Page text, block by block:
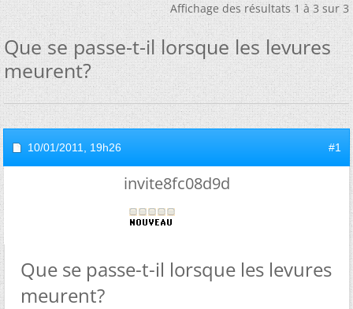
Affichage des résultats 1 à 3 sur 3
Que se passe-t-il lorsque les levures
meurent?
10/01/2011, 19h26 #1
invite8fc08d9d
Que se passe-t-il lorsque les levures
meurent?